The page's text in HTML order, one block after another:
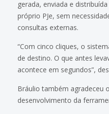
gerada, enviada e
próprio PJe, sem
consultas externas.
“Com cinco cliques, o
de destino. O que antes
acontece em segundos”,
Bráulio também agradeceu
desenvolvimento da